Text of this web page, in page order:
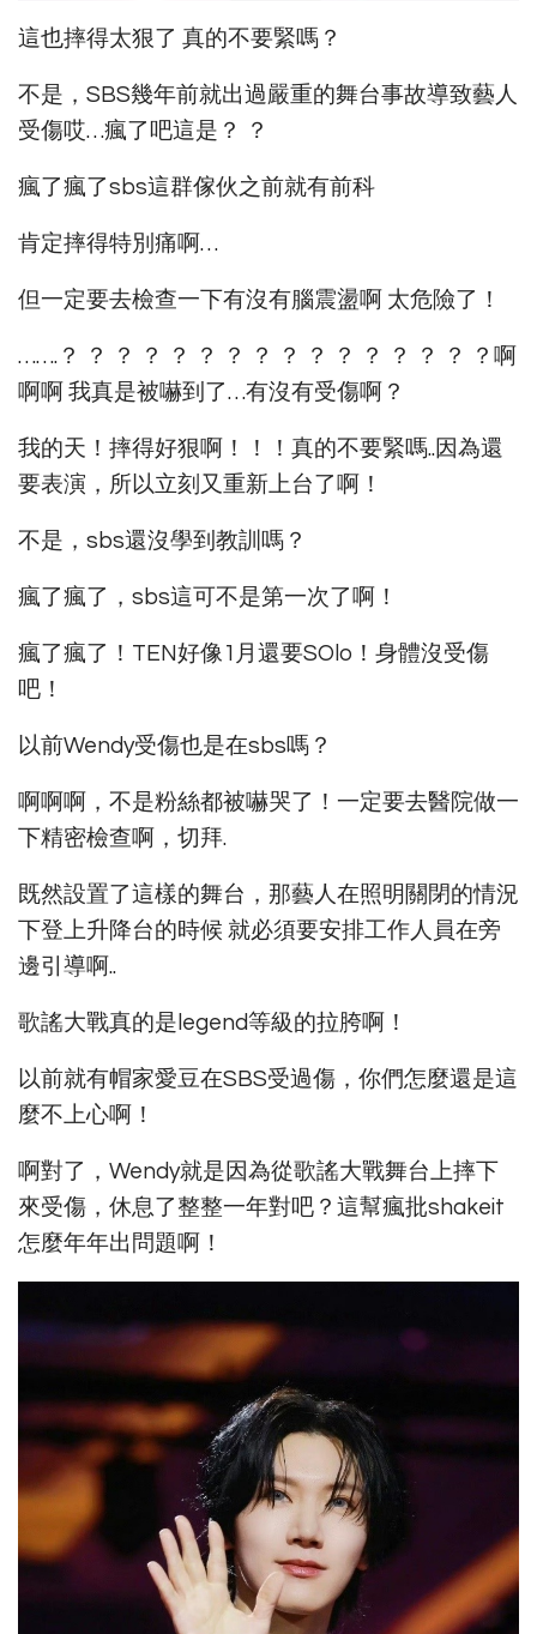
這也摔得太狠了 真的不要緊嗎？
不是，SBS幾年前就出過嚴重的舞台事故導致藝人
受傷哎…瘋了吧這是？ ？
瘋了瘋了sbs這群傢伙之前就有前科
肯定摔得特別痛啊…
但一定要去檢查一下有沒有腦震盪啊 太危險了！
…….？ ？ ？ ？ ？ ？ ？ ？ ？ ？ ？ ？ ？ ？ ？ ？啊
啊啊 我真是被嚇到了…有沒有受傷啊？
我的天！摔得好狠啊！！！真的不要緊嗎..因為還
要表演，所以立刻又重新上台了啊！
不是，sbs還沒學到教訓嗎？
瘋了瘋了，sbs這可不是第一次了啊！
瘋了瘋了！TEN好像1月還要SOlo！身體沒受傷
吧！
以前Wendy受傷也是在sbs嗎？
啊啊啊，不是粉絲都被嚇哭了！一定要去醫院做一
下精密檢查啊，切拜.
既然設置了這樣的舞台，那藝人在照明關閉的情況
下登上升降台的時候 就必須要安排工作人員在旁
邊引導啊..
歌謠大戰真的是legend等級的拉胯啊！
以前就有帽家愛豆在SBS受過傷，你們怎麼還是這
麼不上心啊！
啊對了，Wendy就是因為從歌謠大戰舞台上摔下
來受傷，休息了整整一年對吧？這幫瘋批shakeit
怎麼年年出問題啊！